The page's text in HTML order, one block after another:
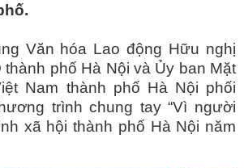
Văn hóa Lao động Hữu nghị
thành phố Hà Nội và Ủy ban Mặt
Nam thành phố Hà Nội phối
trình chung tay “Vì người
xã hội thành phố Hà Nội năm